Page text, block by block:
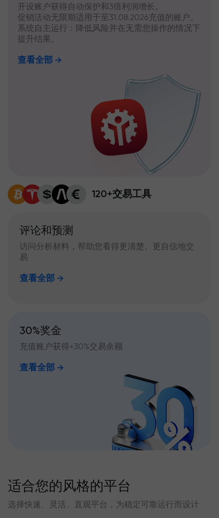
开设账户获得自动保护和3倍利润增长。
促销活动无限期适用于至31.08.2026充值的账户。
系统自主运行：降低风险并在无需您操作的情况下
提升结果。
查看全部
120+交易工具
评论和预测
访问分析材料，帮助您看得更清楚、更自信地交
易
查看全部
30%奖金
充值账户获得+30%交易余额
查看全部
适合您的风格的平台
选择快速、灵活、直观平台，为稳定可靠运行而设计